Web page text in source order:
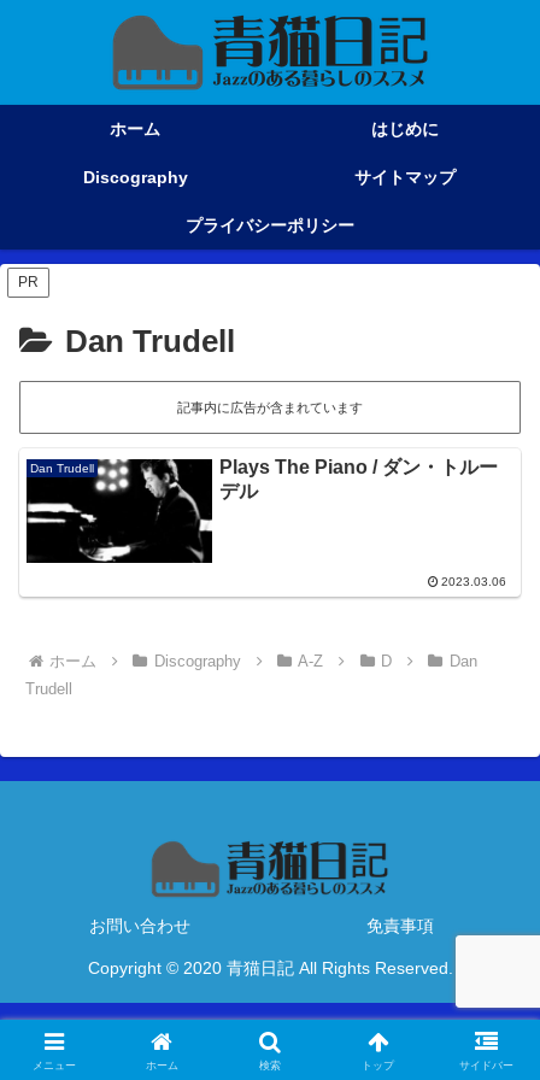
ホーム はじめに
Discography サイトマップ
プライバシーポリシー
PR
Dan Trudell
記事内に広告が含まれています
Dan Trudell
Plays The Piano / ダン・トルー
デル
2023.03.06
ホーム Discography A-Z D
Dan
Trudell
お問い合わせ 免責事項
Copyright © 2020 青猫日記 All Rights Reserved.
メニュー ホーム 検索 トップ サイドバー